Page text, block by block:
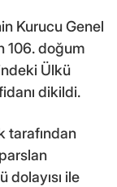
Kurucu Genel
106. doğum
Ülkü
dikildi.
tarafından
dolayısı ile